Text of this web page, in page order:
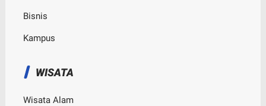
Bisnis
Kampus
WISATA
Wisata Alam